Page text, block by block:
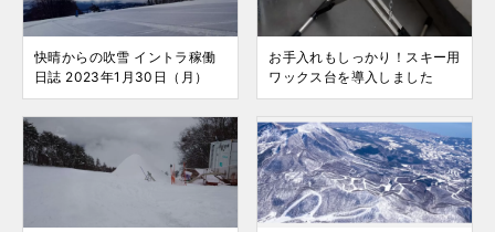
快晴からの吹雪 イントラ稼働
日誌 2023年1月30日（月）
お手入れもしっかり！スキー用
ワックス台を導入しました